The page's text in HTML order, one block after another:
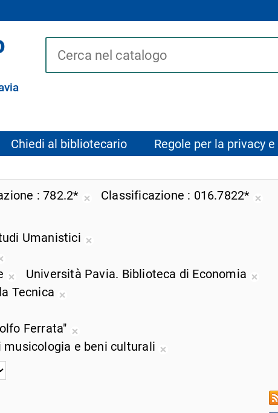
Cerca su "Catalogo"
Chiedi al bibliotecario Regole per la privacy
782.2*
ricerca
Classificazione
016.7822*
Umanistici
ricerca
Rimuovi
dalla
ricerca
Rimuovi
dalla
corrente
Università Pavia. Biblioteca di Economia
Tecnica
ricerca
corrente
Ferrata"
Rimuovi
dalla
e beni culturali